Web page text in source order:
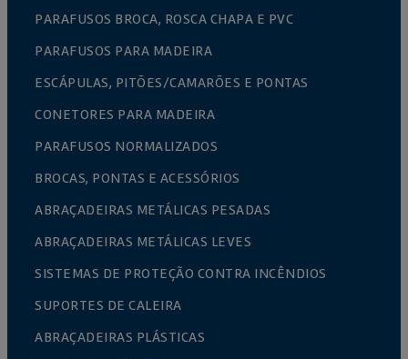
PARAFUSOS BROCA, ROSCA CHAPA E PVC
PARAFUSOS PARA MADEIRA
ESCÁPULAS, PITÕES/CAMARÕES E PONTAS
CONETORES PARA MADEIRA
PARAFUSOS NORMALIZADOS
BROCAS, PONTAS E ACESSÓRIOS
ABRAÇADEIRAS METÁLICAS PESADAS
ABRAÇADEIRAS METÁLICAS LEVES
SISTEMAS DE PROTEÇÃO CONTRA INCÊNDIOS
SUPORTES DE CALEIRA
ABRAÇADEIRAS PLÁSTICAS